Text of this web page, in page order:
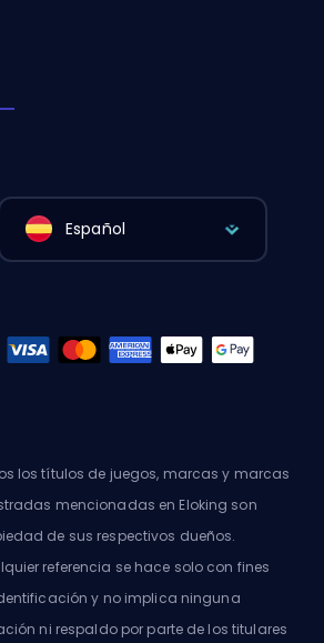
Español
los títulos de juegos, marcas y marcas
mencionadas en Eloking son
de sus respectivos dueños.
referencia se hace solo con fines
y no implica ninguna
ni respaldo por parte de los titulares